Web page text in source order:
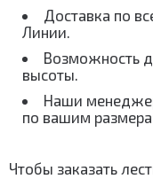
Доставка по
Линии.
Возможность
высоты.
Наши
по вашим
Чтобы заказать